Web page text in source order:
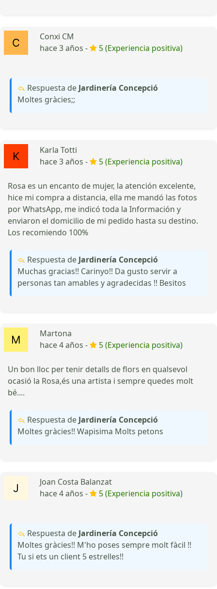
Conxi CM
hace 3 años -
5 (Experiencia positiva)
Respuesta de Jardinería Concepció
Moltes gràcies;;
Karla Totti
hace 3 años -
5 (Experiencia positiva)
Rosa es un encanto de mujer, la atención excelente,
hice mi compra a distancia, ella me mandó las fotos
por WhatsApp, me indicó toda la Información y
enviaron el domicilio de mi pedido hasta su destino.
Los recomiendo 100%
Respuesta de Jardinería Concepció
Muchas gracias!! Carinyo!! Da gusto servir a
personas tan amables y agradecidas !! Besitos
Martona
hace 4 años -
5 (Experiencia positiva)
Un bon lloc per tenir detalls de flors en qualsevol
ocasió la Rosa,és una artista i sempre quedes molt
bé....
Respuesta de Jardinería Concepció
Moltes gràcies!! Wapisima Molts petons
Joan Costa Balanzat
hace 4 años -
5 (Experiencia positiva)
Respuesta de Jardinería Concepció
Moltes gràcies!! M'ho poses sempre molt fàcil !!
Tu si ets un client 5 estrelles!!